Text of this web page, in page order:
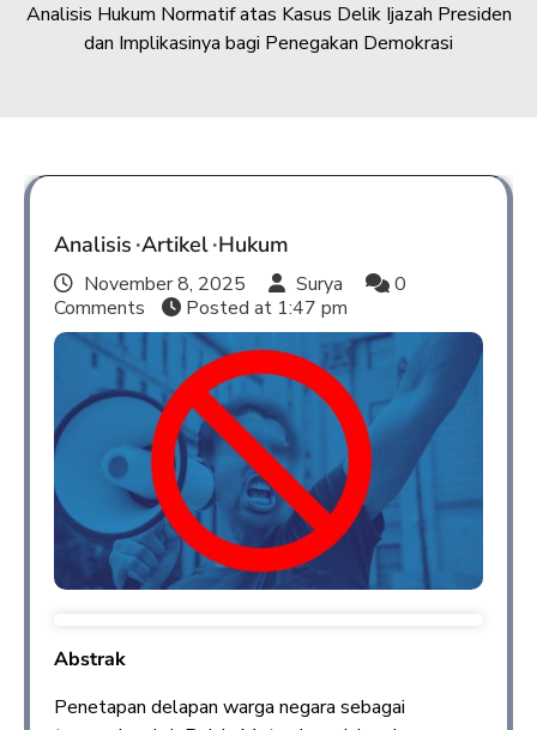
Analisis Hukum Normatif atas Kasus Delik Ijazah Presiden
dan Implikasinya bagi Penegakan Demokrasi
Analisis Artikel Hukum
November 8, 2025 Surya
0
Comments
Posted at 1:47 pm
Abstrak
Penetapan delapan warga negara sebagai